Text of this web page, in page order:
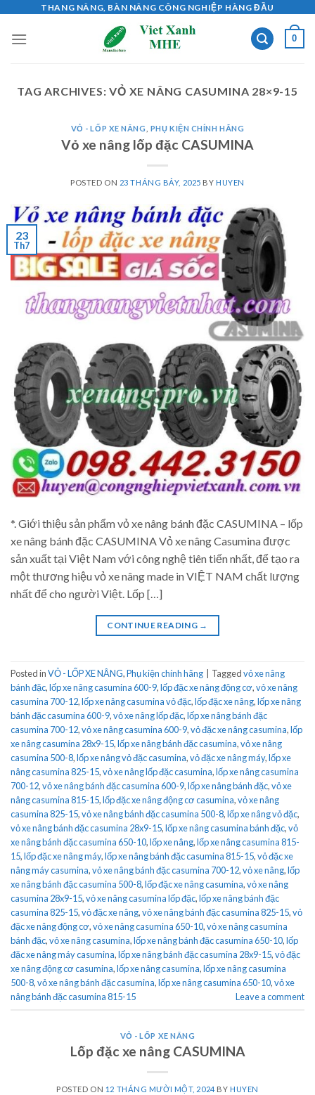
content
THANG NÂNG, BÀN NÂNG CÔNG NGHIỆP HÀNG ĐẦU
0
TAG ARCHIVES:VỎ XE NÂNG CASUMINA 28×9-15
VỎ - LỐP XE NÂNG PHỤ KIỆN CHÍNH HÃNG
Vỏ xe nâng lốp đặc CASUMINA
POSTED ON 23 THÁNG BẢY, 2025 BYHUYEN
23
Th7
*. Giới thiệu sản phẩm vỏ xe nâng bánh đặc CASUMINA – lốp
xe nâng bánh đặc CASUMINA Vỏ xe nâng Casumina được
sản xuất tại Việt Nam với công nghệ tiên tiến nhất, để tạo ra
một thương hiệu vỏ xe nâng made in VIỆT NAM chất lượng
nhất để cho người Việt. Lốp […]
CONTINUE READING →
Posted inVỎ - LỐP XE NÂNG,Phụ kiện chính hãng Taggedvỏ xe nâng
bánh đặc,lốp xe nâng casumina 600-9,lốp đặc xe nâng động cơ,vỏ xe nâng
casumina 700-12,lốp xe nâng casumina vỏ đặc,lốp đặc xe nâng,lốp xe nâng
bánh đặc casumina 600-9,vỏ xe nâng lốp đặc,lốp xe nâng bánh đặc
casumina 700-12,vỏ xe nâng casumina 600-9,vỏ đặc xe nâng casumina,lốp
xe nâng casumina 28x9-15,lốp xe nâng bánh đặc casumina,vỏ xe nâng
casumina 500-8,lốp xe nâng vỏ đặc casumina,vỏ đặc xe nâng máy,lốp xe
nâng casumina 825-15,vỏ xe nâng lốp đặc casumina,lốp xe nâng casumina
700-12,vỏ xe nâng bánh đặc casumina 600-9,lốp xe nâng bánh đặc,vỏ xe
nâng casumina 815-15,lốp đặc xe nâng động cơ casumina,vỏ xe nâng
casumina 825-15,vỏ xe nâng bánh đặc casumina 500-8,lốp xe nâng vỏ đặc,
vỏ xe nâng bánh đặc casumina 28x9-15,lốp xe nâng casumina bánh đặc,vỏ
xe nâng bánh đặc casumina 650-10,lốp xe nâng,lốp xe nâng casumina 815-
15,lốp đặc xe nâng máy,lốp xe nâng bánh đặc casumina 815-15,vỏ đặc xe
nâng máy casumina,vỏ xe nâng bánh đặc casumina 700-12,vỏ xe nâng,lốp
xe nâng bánh đặc casumina 500-8,lốp đặc xe nâng casumina,vỏ xe nâng
casumina 28x9-15,vỏ xe nâng casumina lốp đặc,lốp xe nâng bánh đặc
casumina 825-15,vỏ đặc xe nâng,vỏ xe nâng bánh đặc casumina 825-15,vỏ
đặc xe nâng động cơ,vỏ xe nâng casumina 650-10,vỏ xe nâng casumina
bánh đặc,vỏ xe nâng casumina,lốp xe nâng bánh đặc casumina 650-10,lốp
đặc xe nâng máy casumina,lốp xe nâng bánh đặc casumina 28x9-15,vỏ đặc
xe nâng động cơ casumina,lốp xe nâng casumina,lốp xe nâng casumina
500-8,vỏ xe nâng bánh đặc casumina,lốp xe nâng casumina 650-10,vỏ xe
nâng bánh đặc casumina 815-15
Leave a comment
VỎ - LỐP XE NÂNG
Lốp đặc xe nâng CASUMINA
POSTED ON 12 THÁNG MƯỜI MỘT, 2024 BY HUYEN